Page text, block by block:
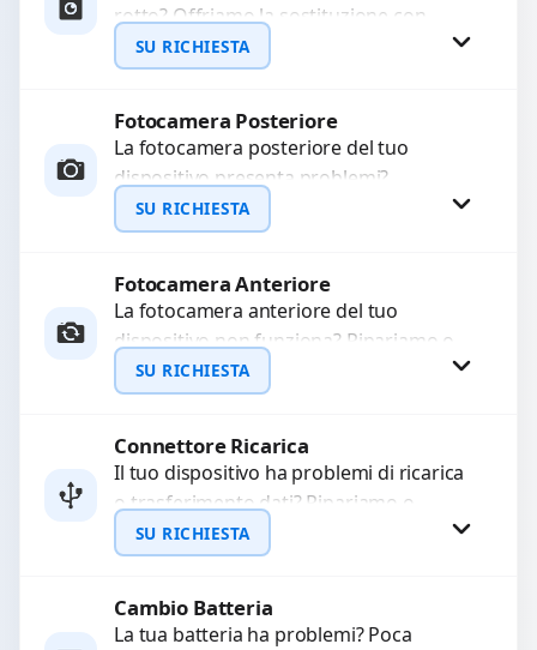
WhatsApp
rotto? Offriamo la sostituzione con
ricambi di alta qualità garantiti per 3
mesi....
SU RICHIESTA
Richiedi Preventivo
WhatsApp
Fotocamera Posteriore
La fotocamera posteriore del tuo
dispositivo presenta problemi?
Interveniamo per risolvere guasti come
immagini sfocate, messa a fuoco non
SU RICHIESTA
Richiedi Preventivo
WhatsApp
Fotocamera Anteriore
La fotocamera anteriore del tuo
dispositivo non funziona? Ripariamo o
sostituiamo fotocamere guaste con
problemi come immagini sfocate, messa
SU RICHIESTA
Richiedi Preventivo
WhatsApp
Connettore Ricarica
Il tuo dispositivo ha problemi di ricarica
o trasferimento dati? Ripariamo o
sostituiamo connettori di ricarica guasti,
rotti, allentati, danneggiati,...
SU RICHIESTA
Richiedi Preventivo
Cambio Batteria
La tua batteria ha problemi? Poca